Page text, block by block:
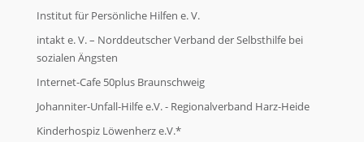
Institut für Persönliche Hilfen e. V.
intakt e. V. – Norddeutscher Verband der Selbsthilfe bei
sozialen Ängsten
Internet-Cafe 50plus Braunschweig
Johanniter-Unfall-Hilfe e.V. - Regionalverband Harz-Heide
Kinderhospiz Löwenherz e.V.*